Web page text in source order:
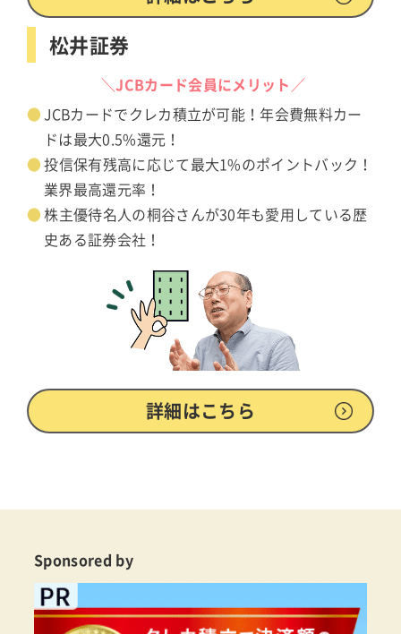
松井証券
＼JCBカード会員にメリット／
JCBカードでクレカ積立が可能！年会費無料カー
ドは最大0.5%還元！
投信保有残高に応じて最大1%のポイントバック！
業界最高還元率！
株主優待名人の桐谷さんが30年も愛用している歴
史ある証券会社！
詳細はこちら
Sponsored by